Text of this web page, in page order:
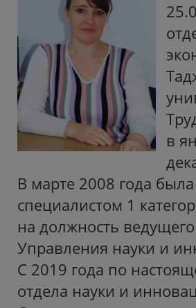
в
В марте 2008 года
специалистом 1
на должность
Управления науки и
С 2019 года по
отдела науки и